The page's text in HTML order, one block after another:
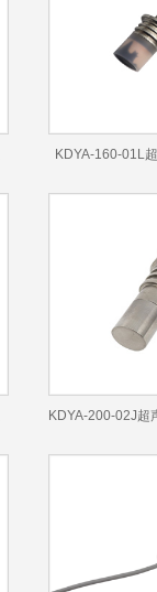
KDYA-160-01L
KDYA-200-02J超